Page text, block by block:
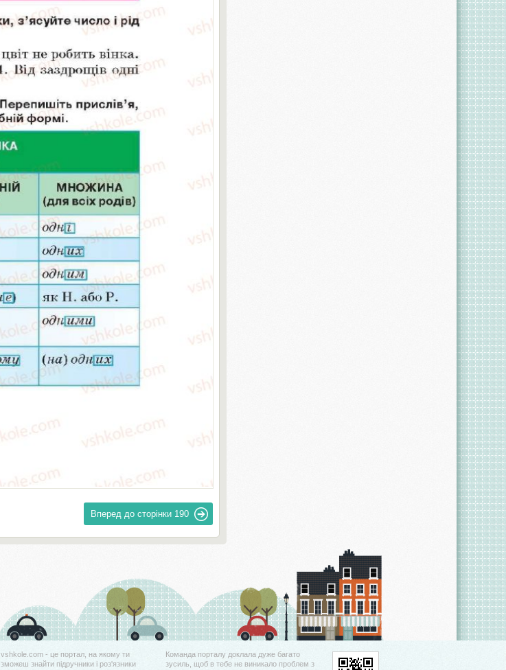
Вперед до сторінки 190
vshkole.com - це портал, на якому ти
зможеш знайти підручники і роз'язники
Команда порталу доклала дуже багато
зусиль, щоб в тебе не виникало проблем з